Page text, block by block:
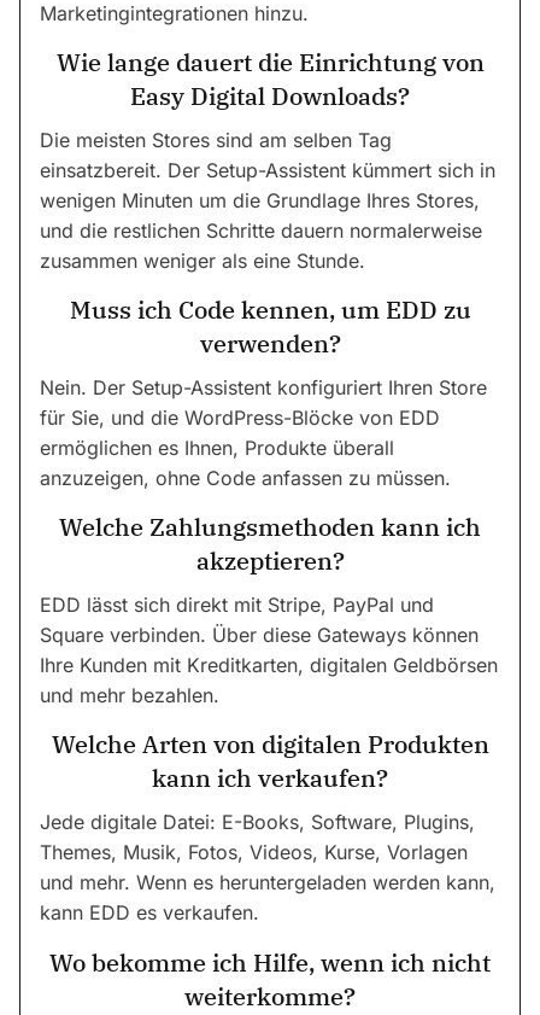
Marketingintegrationen hinzu.
Wie lange dauert die Einrichtung von
Easy Digital Downloads?
Die meisten Stores sind am selben Tag
einsatzbereit. Der Setup-Assistent kümmert sich in
wenigen Minuten um die Grundlage Ihres Stores,
und die restlichen Schritte dauern normalerweise
zusammen weniger als eine Stunde.
Muss ich Code kennen, um EDD zu
verwenden?
Nein. Der Setup-Assistent konfiguriert Ihren Store
für Sie, und die WordPress-Blöcke von EDD
ermöglichen es Ihnen, Produkte überall
anzuzeigen, ohne Code anfassen zu müssen.
Welche Zahlungsmethoden kann ich
akzeptieren?
EDD lässt sich direkt mit Stripe, PayPal und
Square verbinden. Über diese Gateways können
Ihre Kunden mit Kreditkarten, digitalen Geldbörsen
und mehr bezahlen.
Welche Arten von digitalen Produkten
kann ich verkaufen?
Jede digitale Datei: E-Books, Software, Plugins,
Themes, Musik, Fotos, Videos, Kurse, Vorlagen
und mehr. Wenn es heruntergeladen werden kann,
kann EDD es verkaufen.
Wo bekomme ich Hilfe, wenn ich nicht
weiterkomme?